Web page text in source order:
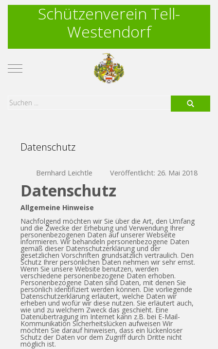
Schützenverein Tell-
Westendorf
Mobile Menu Toggle
Datenschutz
Bernhard Leichtle Veröffentlicht: 26. Mai 2018
Datenschutz
Allgemeine Hinweise
Nachfolgend möchten wir Sie über die Art, den Umfang
und die Zwecke der Erhebung und Verwendung Ihrer
personenbezogenen Daten auf unserer Webseite
informieren. Wir behandeln personenbezogene Daten
gemäß dieser Datenschutzerklärung und der
gesetzlichen Vorschriften grundsätzlich vertraulich. Den
Schutz Ihrer persönlichen Daten nehmen wir sehr ernst.
Wenn Sie unsere Website benutzen, werden
verschiedene personenbezogene Daten erhoben.
Personenbezogene Daten sind Daten, mit denen Sie
persönlich identifiziert werden können. Die vorliegende
Datenschutzerklärung erläutert, welche Daten wir
erheben und wofür wir diese nutzen. Sie erläutert auch,
wie und zu welchem Zweck das geschieht. Eine
Datenübertragung im Internet kann z.B. bei E-Mail-
Kommunikation Sicherheitslücken aufweisen Wir
möchten Sie darauf hinweisen, dass ein lückenloser
Schutz der Daten vor dem Zugriff durch Dritte nicht
möglich ist.